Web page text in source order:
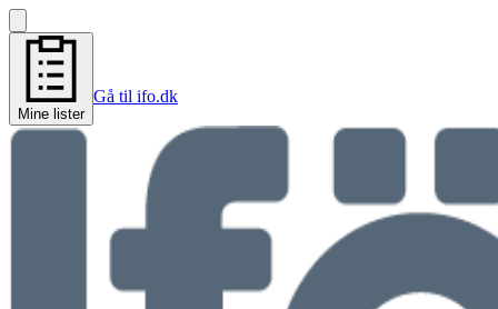
Mine lister
Gå til ifo.dk